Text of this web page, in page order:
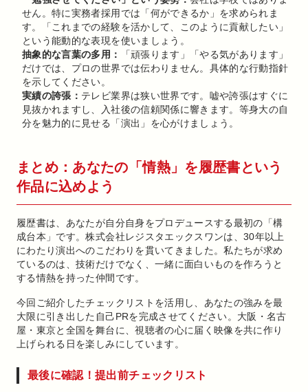
せん。特に実務者採用では「何ができるか」を求められま
す。「これまでの経験を活かして、このように貢献したい」
という能動的な表現を使いましょう。
抽象的な言葉の多用：
「頑張ります」「やる気があります」
だけでは、プロの世界では伝わりません。具体的な行動指針
を示してください。
実績の誇張： テレビ業界は狭い世界です。嘘や誇張はすぐに
見抜かれますし、入社後の信頼関係に響きます。等身大の自
分を魅力的に見せる「演出」を心がけましょう。
まとめ：あなたの「情熱」を履歴書という
作品に込めよう
履歴書は、あなたが自分自身をプロデュースする最初の「構
成台本」です。株式会社レジスタエックスワンは、30年以上
にわたり演出へのこだわりを貫いてきました。私たちが求め
ているのは、技術だけでなく、一緒に面白いものを作ろうと
する情熱を持った仲間です。
今回ご紹介したチェックリストを活用し、あなたの強みを最
大限に引き出した自己PRを完成させてください。大阪・名古
屋・東京と全国を舞台に、視聴者の心に届く映像を共に作り
上げられる日を楽しみにしています。
最後に確認！提出前チェックリスト